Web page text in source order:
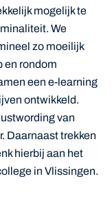
mogelijk te
We
zo moeilijk
en rondom
een e-learning
ontwikkeld.
van
Daarnaast trekken
hierbij aan het
in Vlissingen.